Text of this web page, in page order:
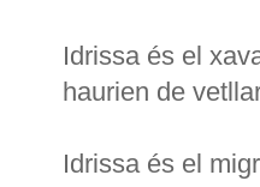
Idrissa és el
haurien de
Idrissa és el